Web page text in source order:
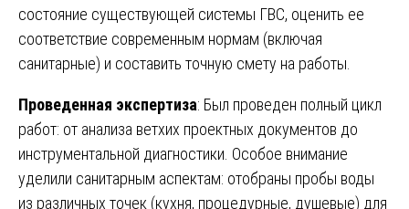
состояние существующей системы ГВС, оценить ее
соответствие современным нормам (включая
санитарные) и составить точную смету на работы.
Проведенная экспертиза: Был проведен полный цикл
работ: от анализа ветхих проектных документов до
инструментальной диагностики. Особое внимание
уделили санитарным аспектам: отобраны пробы воды
из различных точек (кухня, процедурные, душевые) для